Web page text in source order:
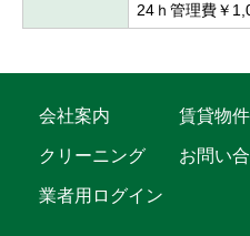
24ｈ管理費￥
会社案内 賃貸物件
クリーニング
お問い
業者用ログイン